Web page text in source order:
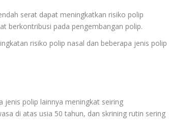
serat dapat meningkatkan risiko polip
berkontribusi pada pengembangan polip.
risiko polip nasal dan beberapa jenis polip
jenis polip lainnya meningkat seiring
di atas usia 50 tahun, dan skrining rutin sering